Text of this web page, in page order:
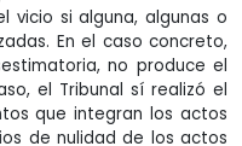
vicio si alguna, algunas o
En el caso concreto,
no produce el
el Tribunal sí realizó el
que integran los actos
de nulidad de los actos